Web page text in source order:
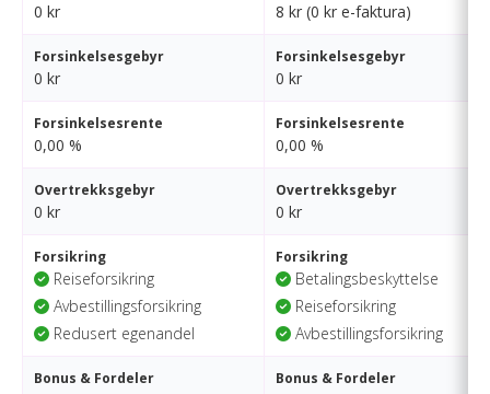
0 kr 8 kr (0 kr e-faktura)
Forsinkelsesgebyr
0 kr
Forsinkelsesgebyr
0 kr
Forsinkelsesrente
0,00 %
Forsinkelsesrente
0,00 %
Overtrekksgebyr
0 kr
Overtrekksgebyr
0 kr
Forsikring
Reiseforsikring
Avbestillingsforsikring
Redusert egenandel
Forsikring
Betalingsbeskyttelse
Reiseforsikring
Avbestillingsforsikring
Bonus & Fordeler Bonus & Fordeler